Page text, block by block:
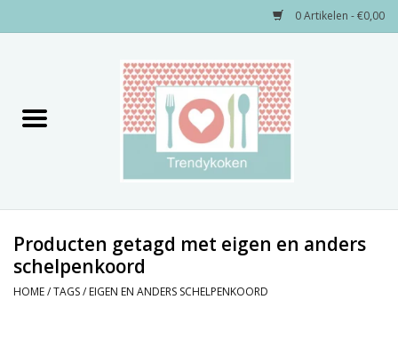
0 Artikelen - €0,00
Decoratie
Keukengerei
Producten getagd met eigen en anders
schelpenkoord
HOME/TAGS/ EIGEN EN ANDERS SCHELPENKOORD